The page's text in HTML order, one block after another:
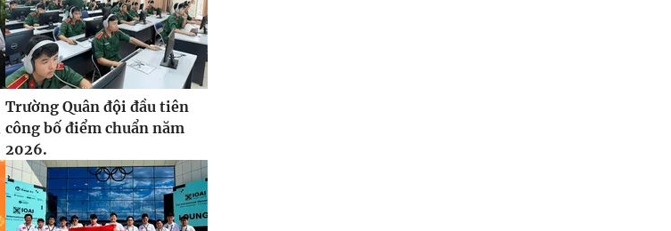
Trường Quân đội đầu tiên
công bố điểm chuẩn năm
2026.